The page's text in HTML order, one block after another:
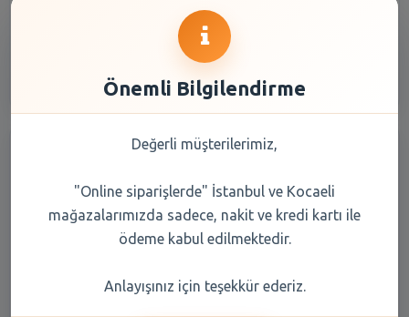
Yağı BronzlaştırıcıSprey 200
Önemli Bilgilendirme
Değerli müşterilerimiz,
"Online siparişlerde" İstanbul ve Kocaeli
mağazalarımızda sadece, nakit ve kredi kartı ile
ödeme kabul edilmektedir.
Anlayışınız için teşekkür ederiz.